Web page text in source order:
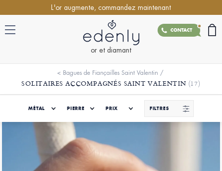
L'or augmente, commandez maintenant
CONTACT
or et diamant
< Bagues de Fiançailles Saint Valentin /
SOLITAIRES ACCOMPAGNÉS SAINT VALENTIN (17)
MÉTAL PIERRE PRIX FILTRES